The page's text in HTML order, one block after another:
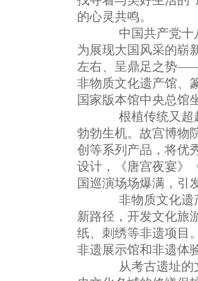
的心灵共鸣。
中国共产党十八
为展现大国风采的崭
左右、呈鼎足之势
非物质文化遗产馆、
国家版本馆中央总馆
根植传统又超越
勃勃生机。故宫博物
创等系列产品，将优
设计，《唐宫夜宴》
国巡演场场爆满，引
非物质文化遗产
新路径，开发文化旅
纸、刺绣等非遗项目
非遗展示馆和非遗体
从考古遗址的文